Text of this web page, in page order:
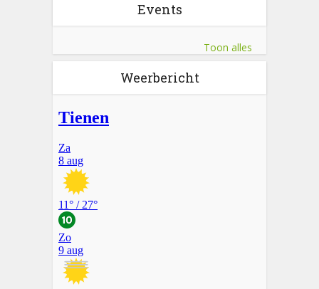
Events
Toon alles
Weerbericht